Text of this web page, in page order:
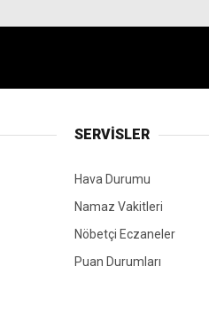
SERVİSLER
Hava Durumu
Namaz Vakitleri
Nöbetçi Eczaneler
Puan Durumları